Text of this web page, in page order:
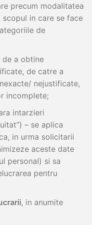
precum modalitatea
in care se face
de
de a obtine
de catre a
nejustificate,
incomplete;
intarzieri
– se aplica
in urma solicitarii
aceste date
personal) si sa
pentru
, in anumite